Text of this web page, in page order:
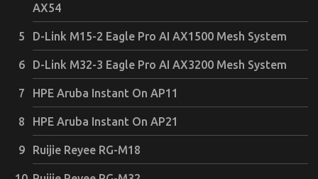
AX54
D-Link M15-2 Eagle Pro AI AX1500 Mesh System
D-Link M32-3 Eagle Pro AI AX3200 Mesh System
HPE Aruba Instant On AP11
HPE Aruba Instant On AP21
Ruijie Reyee RG-M18